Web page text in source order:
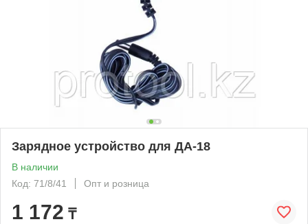
Зарядное устройство для ДА-18
В наличии
Код: 71/8/41
Опт и розница
1 172 ₸